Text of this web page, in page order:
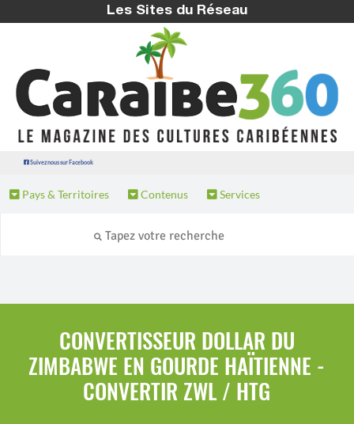
Les Sites du Réseau
Suivez nous sur Facebook
Pays & Territoires Contenus Services
CONVERTISSEUR DOLLAR DU
ZIMBABWE EN GOURDE HAÏTIENNE -
CONVERTIR ZWL / HTG